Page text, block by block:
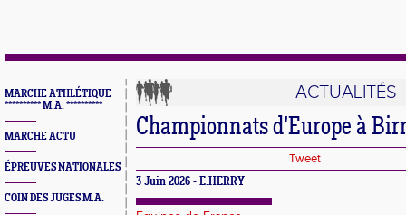
MARCHE ATHLÉTIQUE
********** M.A. **********
MARCHE ACTU
ÉPREUVES NATIONALES
COIN DES JUGES M.A.
ACTUALITÉS
Championnats d'Europe à
Tweet
3 Juin 2026 - E.HERRY